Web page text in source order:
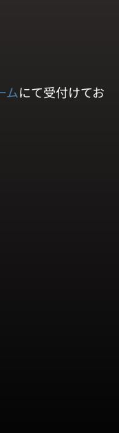
ムにて受付けてお